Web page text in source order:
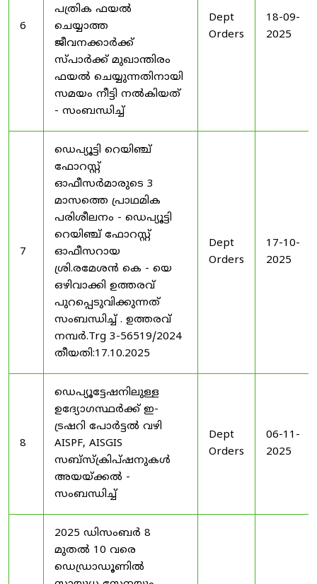
6
പത്രിക ഫയൽ
ചെയ്യാത്ത
ജീവനക്കാർക്ക്
സ്പാർക്ക് മുഖാന്തിരം
ഫയൽ ചെയ്യുന്നതിനായി
സമയം നീട്ടി നൽകിയത്
- സംബന്ധിച്ച്
Dept
Orders
18-09-
2025
7
ഡെപ്യൂട്ടി റെയിഞ്ച്
ഫോറസ്റ്റ്
ഓഫീസർമാരുടെ 3
മാസത്തെ പ്രാഥമിക
പരിശീലനം - ഡെപ്യൂട്ടി
റെയിഞ്ച് ഫോറസ്റ്റ്
ഓഫീസറായ
ശ്രി.രമേശൻ കെ - യെ
ഒഴിവാക്കി ഉത്തരവ്
പുറപ്പെടുവിക്കുന്നത്
സംബന്ധിച്ച് . ഉത്തരവ്
നമ്പർ.Trg 3-56519/2024
തീയതി:17.10.2025
Dept
Orders
17-10-
2025
8
ഡെപ്യൂട്ടേഷനിലുള്ള
ഉദ്യോഗസ്ഥർക്ക് ഇ-
ട്രഷറി പോർട്ടൽ വഴി
AISPF, AISGIS
സബ്‌സ്‌ക്രിപ്‌ഷനുകൾ
അയയ്ക്കൽ -
സംബന്ധിച്ച്
Dept
Orders
06-11-
2025
2025 ഡിസംബർ 8
മുതൽ 10 വരെ
ഡെഡ്രാഡൂണിൽ